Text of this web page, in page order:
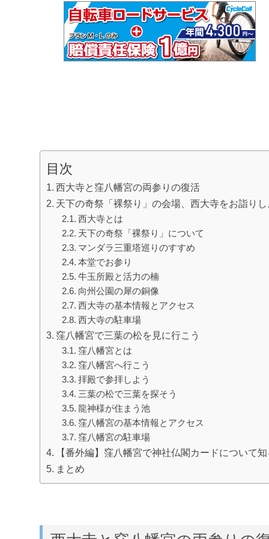
目次
西大寺と窪八幡宮の両参りの復活
天下の奇祭「裸祭り」の会場、西大寺をお詣り
西大寺とは
天下の奇祭「裸祭り」について
マンダラ三重塔巡りのすすめ
本堂でお参り
牛玉所殿と活力の楠
向州公園の犀の銅像
西大寺の基本情報とアクセス
西大寺の駐車場
窪八幡宮で三葉の松を見に行こう
窪八幡宮とは
窪八幡宮へ行こう
拝殿で参拝しよう
三葉の松で三葉を探そう
龍神様が住まう池
窪八幡宮の基本情報とアクセス
窪八幡宮の駐車場
【番外編】窪八幡宮で神社仏閣カードについて
まとめ